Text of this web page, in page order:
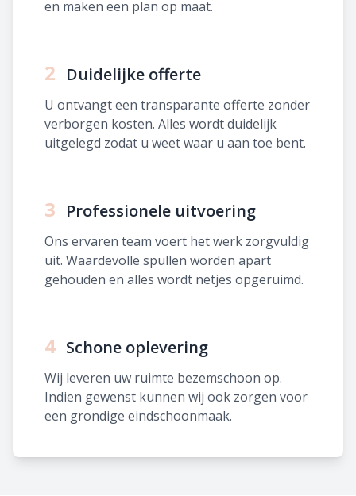
en maken een plan op maat.
2 Duidelijke offerte
U ontvangt een transparante offerte zonder
verborgen kosten. Alles wordt duidelijk
uitgelegd zodat u weet waar u aan toe bent.
3 Professionele uitvoering
Ons ervaren team voert het werk zorgvuldig
uit. Waardevolle spullen worden apart
gehouden en alles wordt netjes opgeruimd.
4 Schone oplevering
Wij leveren uw ruimte bezemschoon op.
Indien gewenst kunnen wij ook zorgen voor
een grondige eindschoonmaak.